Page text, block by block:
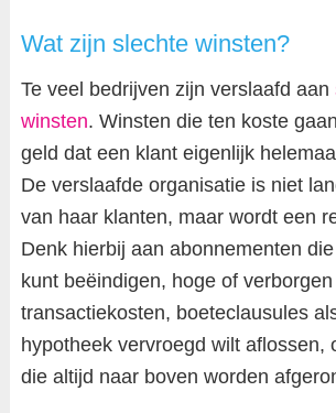
Wat zijn slechte winsten?
Te veel bedrijven zijn verslaafd aan
winsten. Winsten die ten koste
geld dat een klant eigenlijk
De verslaafde organisatie is niet
van haar klanten, maar wordt een
Denk hierbij aan abonnementen
kunt beëindigen, hoge of verborgen
transactiekosten, boeteclausules
hypotheek vervroegd wilt aflossen,
die altijd naar boven worden